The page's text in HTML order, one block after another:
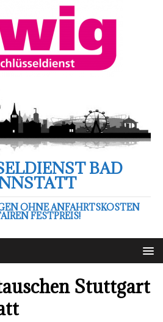
BAD
OHNE ANFAHRTSKOSTEN
FESTPREIS!
Stuttgart